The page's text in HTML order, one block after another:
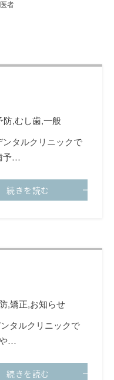
者
防,むし歯,一般
タルクリニックで
予…
続きを読む
,矯正,お知らせ
タルクリニックで
…
続きを読む